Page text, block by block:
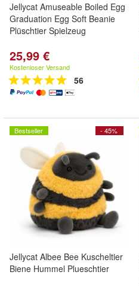
Jellycat Amuseable Boiled Egg
Graduation Egg Soft Beanie
Plüschtier Spielzeug
25,99 €
Kostenloser Versand
56
- 45%
Bestseller
Jellycat Albee Bee Kuscheltier
Biene Hummel Plueschtier